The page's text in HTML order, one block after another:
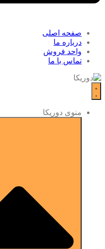
صفحه اصلی
درباره ما
واحد فروش
تماس با ما
منوی دوریکا